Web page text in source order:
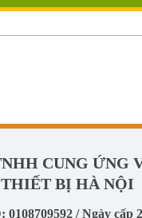
CUNG ỨNG
THIẾT BỊ HÀ NỘI
/ Ngày cấp